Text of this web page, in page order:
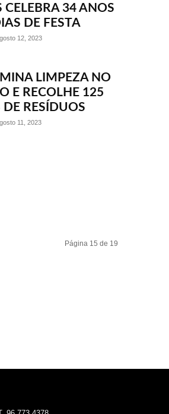
CELEBRA 34 ANOS
DE FESTA
12, 2023
LIMPEZA NO
E RECOLHE 125
RESÍDUOS
11, 2023
Página 15 de 19